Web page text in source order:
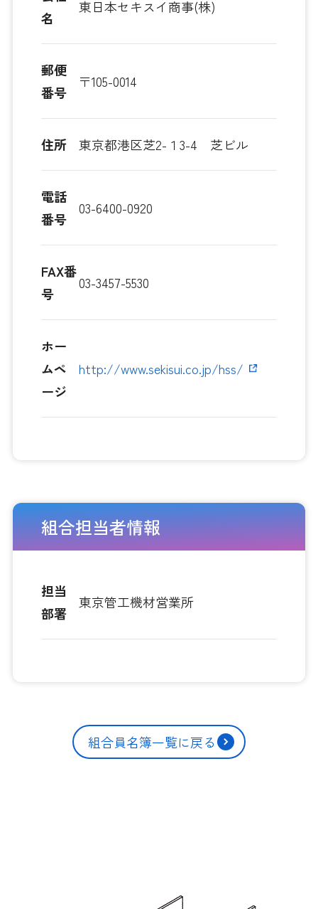
名
東日本セキスイ商事(株)
郵便
番号
〒105-0014
住所 東京都港区芝2-１3-4 芝ビル
電話
番号
03-6400-0920
FAX番
号
03-3457-5530
ホー
ムペ
ージ
http://www.sekisui.co.jp/hss/
組合担当者情報
担当
部署
東京管工機材営業所
組合員名簿一覧に戻る